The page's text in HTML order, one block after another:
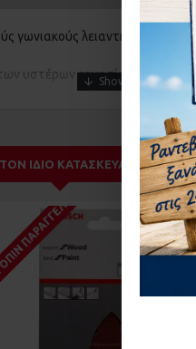
γωνιακούς λειαντήρες
υστέρων εργασία καθαρισμού
λειαντήρα και απορροφητήρα
Bosch με διάμετρο 115 και
του βάθους κοπής
10-45/P/PD, GWS 1100,
13-125/CI/CIE/CIX/CIEX, GWS
CIH/CIP/CIT/CIX/CIEH/CIEP/
CI/CIE/CIST, GWS 19-150CI,
Bosch με διάμετρο 115 και 125
ΊΔΙΟ ΚΑΤΑΣΚΕΥΑΣΤΉ
ΚΑΤΌΠΙΝ ΠΑΡΑΓΓΕΛΊΑΣ